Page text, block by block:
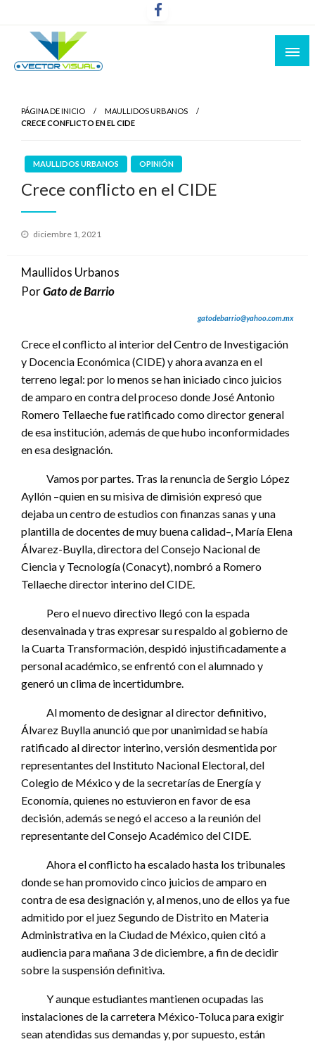
PÁGINA DE INICIO
MAULLIDOS URBANOS
CRECE CONFLICTO EN EL CIDE
MAULLIDOS URBANOS OPINIÓN
Crece conflicto en el CIDE
Publicado
diciembre 1, 2021
Maullidos Urbanos
PorGato de Barrio
gatodebarrio@yahoo.com.mx
Crece el conflicto al interior del Centro de Investigación
y Docencia Económica (CIDE) y ahora avanza en el
terreno legal: por lo menos se han iniciado cinco juicios
de amparo en contra del proceso donde José Antonio
Romero Tellaeche fue ratificado como director general
de esa institución, además de que hubo inconformidades
en esa designación.
Vamos por partes. Tras la renuncia de Sergio López
Ayllón –quien en su misiva de dimisión expresó que
dejaba un centro de estudios con finanzas sanas y una
plantilla de docentes de muy buena calidad–, María Elena
Álvarez-Buylla, directora del Consejo Nacional de
Ciencia y Tecnología (Conacyt), nombró a Romero
Tellaeche director interino del CIDE.
Pero el nuevo directivo llegó con la espada
desenvainada y tras expresar su respaldo al gobierno de
la Cuarta Transformación, despidó injustificadamente a
personal académico, se enfrentó con el alumnado y
generó un clima de incertidumbre.
Al momento de designar al director definitivo,
Álvarez Buylla anunció que por unanimidad se había
ratificado al director interino, versión desmentida por
representantes del Instituto Nacional Electoral, del
Colegio de México y de la secretarías de Energía y
Economía, quienes no estuvieron en favor de esa
decisión, además se negó el acceso a la reunión del
representante del Consejo Académico del CIDE.
Ahora el conflicto ha escalado hasta los tribunales
donde se han promovido cinco juicios de amparo en
contra de esa designación y, al menos, uno de ellos ya fue
admitido por el juez Segundo de Distrito en Materia
Administrativa en la Ciudad de México, quien citó a
audiencia para mañana 3 de diciembre, a fin de decidir
sobre la suspensión definitiva.
Y aunque estudiantes mantienen ocupadas las
instalaciones de la carretera México-Toluca para exigir
sean atendidas sus demandas y, por supuesto, están